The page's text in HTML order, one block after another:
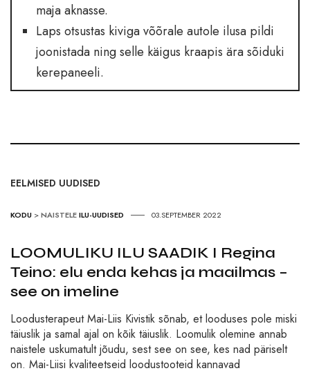
maja aknasse.
Laps otsustas kiviga võõrale autole ilusa pildi
joonistada ning selle käigus kraapis ära sõiduki
kerepaneeli.
EELMISED UUDISED
KODU >NAISTELEILU-UUDISED 03.SEPTEMBER 2022
LOOMULIKU ILU SAADIK I Regina
Teino: elu enda kehas ja maailmas –
see on imeline
Loodusterapeut Mai-Liis Kivistik sõnab, et looduses pole miski
täiuslik ja samal ajal on kõik täiuslik. Loomulik olemine annab
naistele uskumatult jõudu, sest see on see, kes nad päriselt
on. Mai-Liisi kvaliteetseid loodustooteid kannavad